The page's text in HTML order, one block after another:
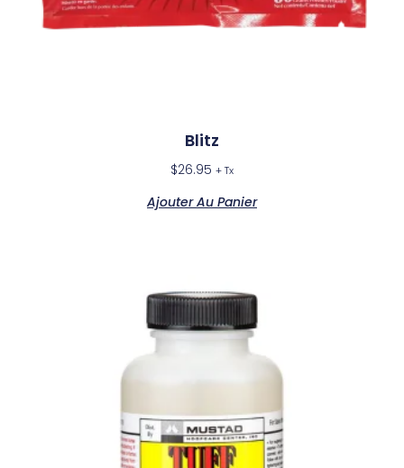
Blitz
$26.95 + Tx
Ajouter Au Panier